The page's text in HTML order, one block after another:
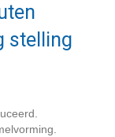
stelling